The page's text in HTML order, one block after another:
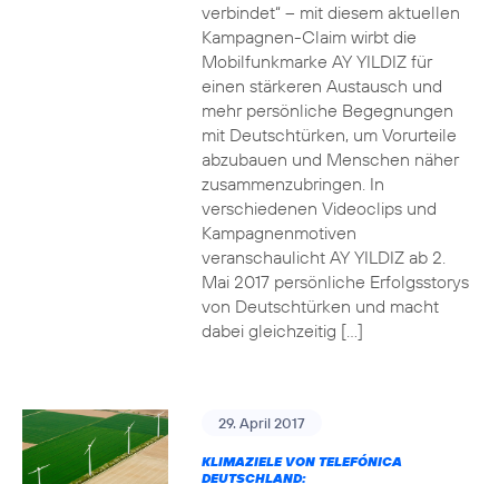
verbindet“ – mit diesem aktuellen
Kampagnen-Claim wirbt die
Mobilfunkmarke AY YILDIZ für
einen stärkeren Austausch und
mehr persönliche Begegnungen
mit Deutschtürken, um Vorurteile
abzubauen und Menschen näher
zusammenzubringen. In
verschiedenen Videoclips und
Kampagnenmotiven
veranschaulicht AY YILDIZ ab 2.
Mai 2017 persönliche Erfolgsstorys
von Deutschtürken und macht
dabei gleichzeitig […]
29. April 2017
KLIMAZIELE VON TELEFÓNICA
DEUTSCHLAND: